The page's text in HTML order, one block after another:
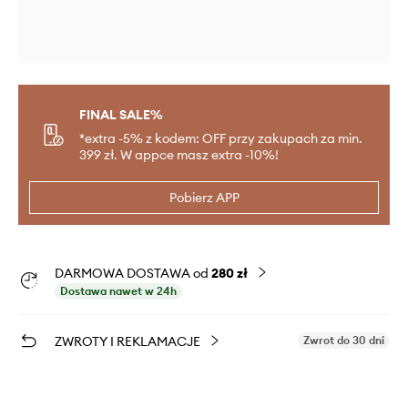
FINAL SALE%
*extra -5% z kodem: OFF przy zakupach za min.
399 zł. W appce masz extra -10%!
Pobierz APP
DARMOWA DOSTAWA od 280 zł
Dostawa nawet w 24h
ZWROTY I REKLAMACJE Zwrot do 30 dni